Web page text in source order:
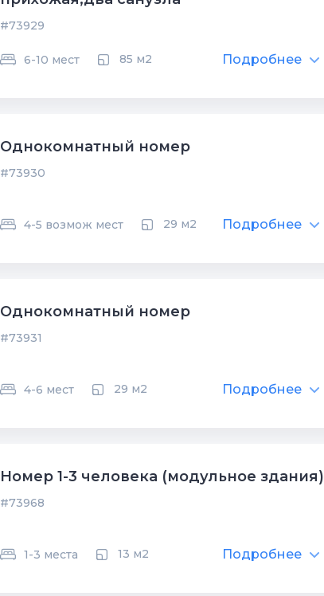
#73929
6-10 мест 85 м2 Подробнее
Однокомнатный номер
#73930
4-5 возмож мест 29 м2 Подробнее
Однокомнатный номер
#73931
4-6 мест 29 м2 Подробнее
Номер 1-3 человека (модульное здания)
#73968
1-3 места 13 м2 Подробнее